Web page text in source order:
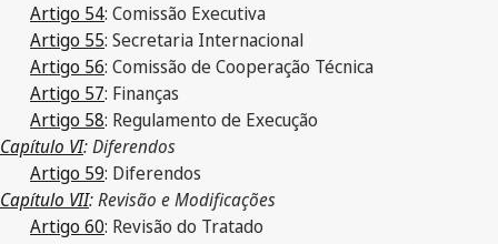
Artigo 54: Comissão Executiva
Artigo 55: Secretaria Internacional
Artigo 56: Comissão de Cooperação Técnica
Artigo 57: Finanças
Artigo 58: Regulamento de Execução
Capítulo VI: Diferendos
Artigo 59: Diferendos
Capítulo VII: Revisão e Modificações
Artigo 60: Revisão do Tratado